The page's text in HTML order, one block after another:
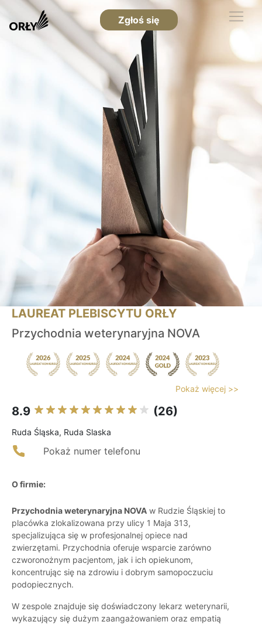
Zgłoś się
LAUREAT PLEBISCYTU ORŁY
Przychodnia weterynaryjna NOVA
Pokaż więcej >>
8.9 (26)
Ruda Śląska, Ruda Slaska
Pokaż numer telefonu
O firmie:
Przychodnia weterynaryjna NOVA w Rudzie Śląskiej to
placówka zlokalizowana przy ulicy 1 Maja 313,
specjalizująca się w profesjonalnej opiece nad
zwierzętami. Przychodnia oferuje wsparcie zarówno
czworonożnym pacjentom, jak i ich opiekunom,
koncentrując się na zdrowiu i dobrym samopoczuciu
podopiecznych.
W zespole znajduje się doświadczony lekarz weterynarii,
wykazujący się dużym zaangażowaniem oraz empatią